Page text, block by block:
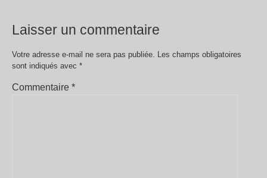
Laisser un commentaire
Votre adresse e-mail ne sera pas publiée. Les champs obligatoires
sont indiqués avec *
Commentaire *